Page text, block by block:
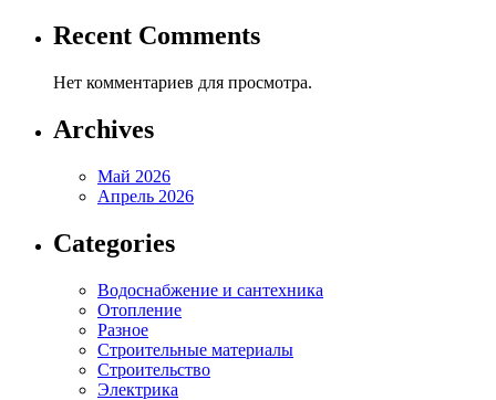
Recent Comments
Нет комментариев для просмотра.
Archives
Май 2026
Апрель 2026
Categories
Водоснабжение и сантехника
Отопление
Разное
Строительные материалы
Строительство
Электрика